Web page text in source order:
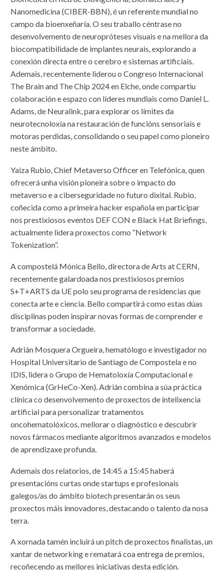
Nanomedicina (CIBER-BBN), é un referente mundial no
campo da bioenxeñaría. O seu traballo céntrase no
desenvolvemento de neuropróteses visuais e na mellora da
biocompatibilidade de implantes neurais, explorando a
conexión directa entre o cerebro e sistemas artificiais.
Ademais, recentemente liderou o Congreso Internacional
The Brain and The Chip 2024 en Elche, onde compartiu
colaboración e espazo con líderes mundiais como Daniel L.
Adams, de Neuralink, para explorar os límites da
neurotecnoloxía na restauración de funcións sensoriais e
motoras perdidas, consolidando o seu papel como pioneiro
neste ámbito.
Yaiza Rubio, Chief Metaverso Officer en Telefónica, quen
ofrecerá unha visión pioneira sobre o impacto do
metaverso e a ciberseguridade no futuro dixital. Rubio,
coñecida como a primeira hacker española en participar
nos prestixiosos eventos DEF CON e Black Hat Briefings,
actualmente lidera proxectos como “Network
Tokenization”.
A compostelá Mónica Bello, directora de Arts at CERN,
recentemente galardoada nos prestixiosos premios
S+T+ARTS da UE polo seu programa de residencias que
conecta arte e ciencia. Bello compartirá como estas dúas
disciplinas poden inspirar novas formas de comprender e
transformar a sociedade.
Adrián Mosquera Orgueira, hematólogo e investigador no
Hospital Universitario de Santiago de Compostela e no
IDIS, lidera o Grupo de Hematoloxía Computacional e
Xenómica (GrHeCo-Xen). Adrián combina a súa práctica
clínica co desenvolvemento de proxectos de intelixencia
artificial para personalizar tratamentos
oncohematolóxicos, mellorar o diagnóstico e descubrir
novos fármacos mediante algoritmos avanzados e modelos
de aprendizaxe profunda.
Ademais dos relatorios, de 14:45 a 15:45 haberá
presentacións curtas onde startups e profesionais
galegos/as do ámbito biotech presentarán os seus
proxectos máis innovadores, destacando o talento da nosa
terra.
A xornada tamén incluirá un pitch de proxectos finalistas, un
xantar de networking e rematará coa entrega de premios,
recoñecendo as mellores iniciativas desta edición.